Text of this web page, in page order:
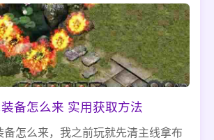
备怎么来 实用获取方法
备怎么来，我之前玩就先清主线拿布